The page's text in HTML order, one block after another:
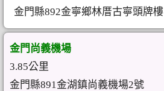
金門縣892金寧鄉林厝古寧頭牌樓
金門尚義機場
3.85公里
金門縣891金湖鎮尚義機場2號